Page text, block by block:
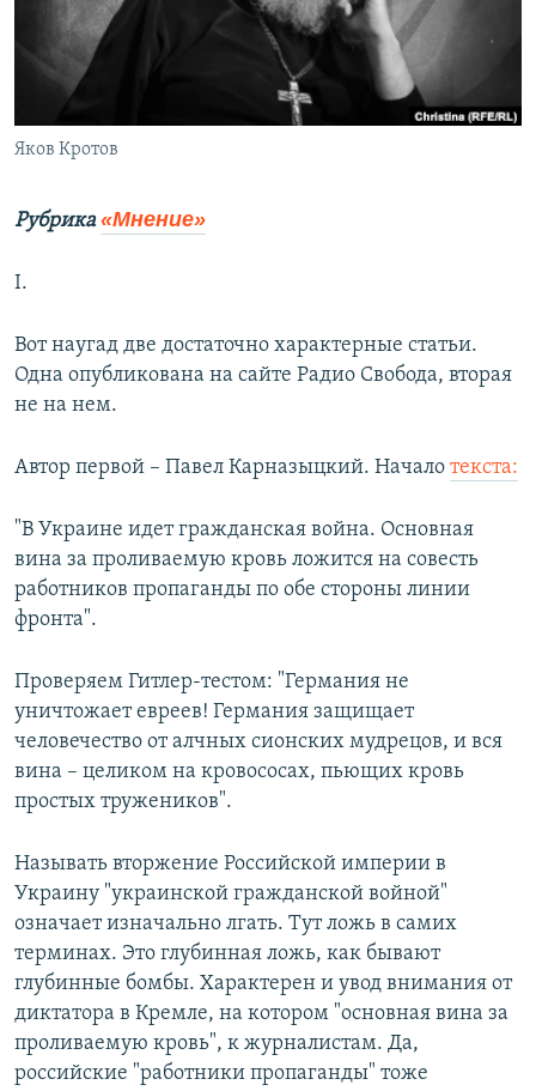
ПОБЕДИТЕЛЕЙ НЕ СУДЯТ?
КРЫМ.НЕПОКОРЕННЫЙ
ELIFBE
УКРАИНСКАЯ ПРОБЛЕМА КРЫМА
ПРИСОЕДИНЯЙТЕСЬ!
Яков Кротов
Рубрика«Мнение»
I.
Вот наугад две достаточно характерные статьи.
Одна опубликована на сайте Радио Свобода, вторая
не на нем.
Автор первой – Павел Карназыцкий. Начало текста:
"В Украине идет гражданская война. Основная
вина за проливаемую кровь ложится на совесть
работников пропаганды по обе стороны линии
фронта".
Проверяем Гитлер-тестом: "Германия не
уничтожает евреев! Германия защищает
человечество от алчных сионских мудрецов, и вся
вина – целиком на кровососах, пьющих кровь
простых тружеников".
Называть вторжение Российской империи в
Украину "украинской гражданской войной"
означает изначально лгать. Тут ложь в самих
терминах. Это глубинная ложь, как бывают
глубинные бомбы. Характерен и увод внимания от
диктатора в Кремле, на котором "основная вина за
проливаемую кровь", к журналистам. Да,
российские "работники пропаганды" тоже